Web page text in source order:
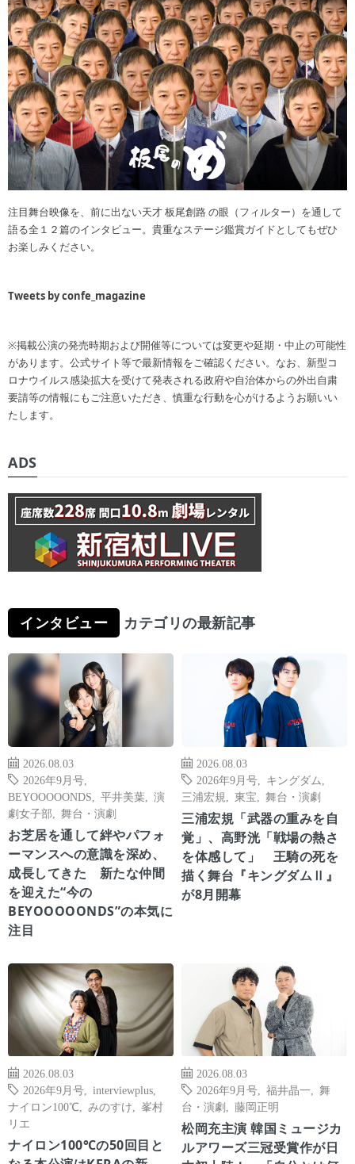
注目舞台映像を、前に出ない天才 板尾創路 の眼（フィルター）を通して
語る全１２篇のインタビュー。貴重なステージ鑑賞ガイドとしてもぜひ
お楽しみください。
Tweets by confe_magazine
※掲載公演の発売時期および開催等については変更や延期・中止の可能性
があります。公式サイト等で最新情報をご確認ください。なお、新型コ
ロナウイルス感染拡大を受けて発表される政府や自治体からの外出自粛
要請等の情報にもご注意いただき、慎重な行動を心がけるようお願いい
たします。
ADS
インタビュー カテゴリの最新記事
2026.08.03
2026年9月号
BEYOOOOONDS
平井美葉
演
劇女子部
舞台・演劇
お芝居を通して絆やパフォ
ーマンスへの意識を深め、
成長してきた 新たな仲間
を迎えた“今の
BEYOOOOONDS”の本気に
注目
2026.08.03
2026年9月号
キングダム
三浦宏規
東宝 舞台・演劇
三浦宏規「武器の重みを自
覚」、高野洸「戦場の熱さ
を体感して」 王騎の死を
描く舞台『キングダムⅡ』
が8月開幕
2026.08.03
2026年9月号
interviewplus
ナイロン100℃
みのすけ
峯村
リエ
ナイロン100℃の50回目と
2026.08.03
2026年9月号
福井晶一
舞
台・演劇
藤岡正明
松岡充主演 韓国ミュージカ
ルアワーズ三冠受賞作が日